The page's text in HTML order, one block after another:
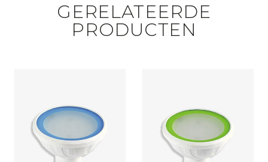
GERELATEERDE
PRODUCTEN